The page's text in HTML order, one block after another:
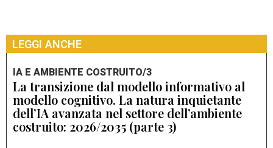
LEGGI ANCHE
IA E AMBIENTE COSTRUITO/3
La transizione dal modello informativo al
modello cognitivo. La natura inquietante
dell’IA avanzata nel settore dell’ambiente
costruito: 2026/2035 (parte 3)